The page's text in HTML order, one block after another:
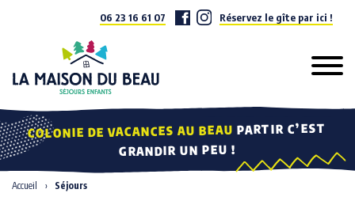
Dans la vallée de la Cleurie entre Remiremont et Gérardmer (Vosges),
06 23 16 61 07 Réservez le gîte par ici !
COLONIE DE VACANCES AU BEAU PARTIR C’EST
GRANDIR UN PEU !
Accueil Séjours